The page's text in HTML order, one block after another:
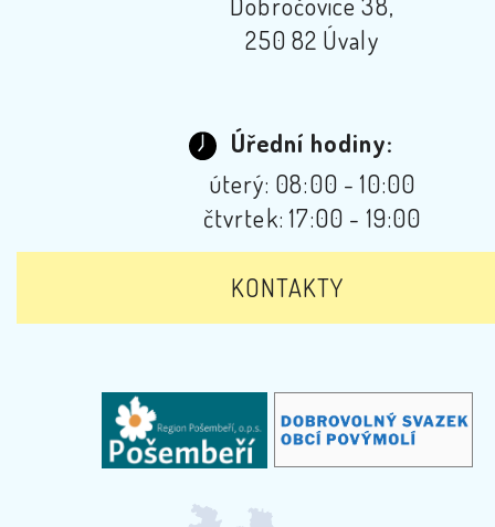
250 82 Úvaly
Úřední hodiny:
úterý: 08:00 - 10:00
čtvrtek: 17:00 - 19:00
KONTAKTY